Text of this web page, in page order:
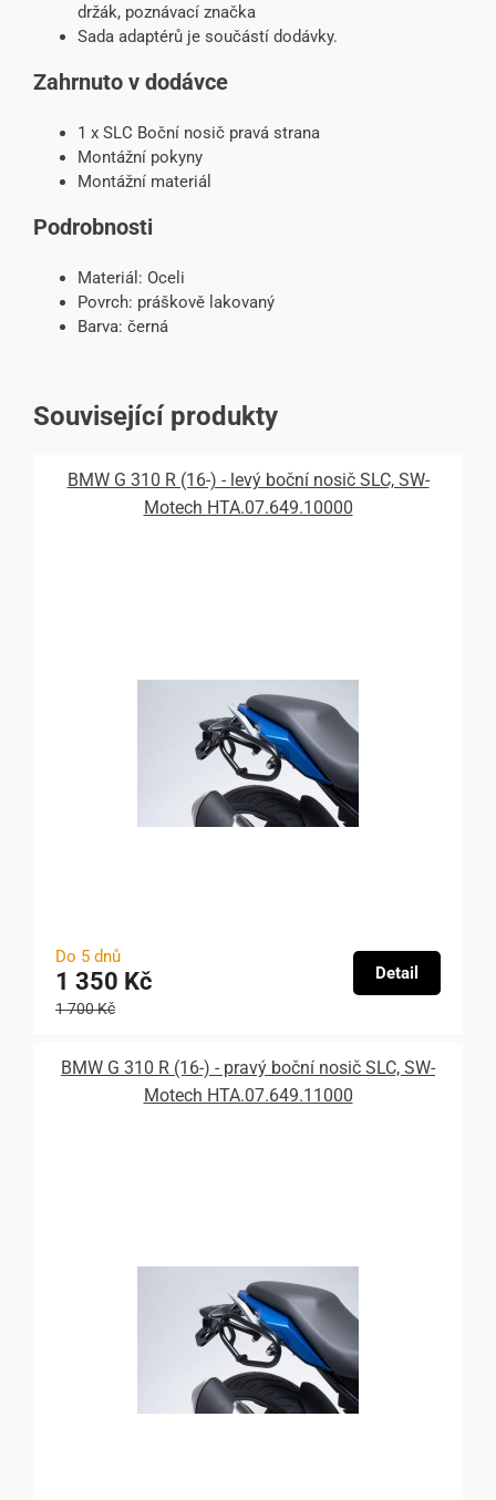
držák, poznávací značka
Sada adaptérů je součástí dodávky.
Zahrnuto v dodávce
1 x SLC Boční nosič pravá strana
Montážní pokyny
Montážní materiál
Podrobnosti
Materiál: Oceli
Povrch: práškově lakovaný
Barva: černá
Související produkty
BMW G 310 R (16-) - levý boční nosič SLC, SW-
Motech HTA.07.649.10000
Do 5 dnů
1 350 Kč
1 700 Kč
Detail
BMW G 310 R (16-) - pravý boční nosič SLC, SW-
Motech HTA.07.649.11000